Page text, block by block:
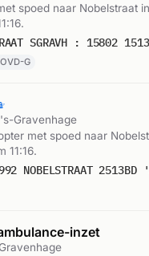
spoed naar Nobelstraat
SGRAVH : 15802
G
Gravenhage
met spoed naar
11:16.
NOBELSTRAAT 2513BD
inzet